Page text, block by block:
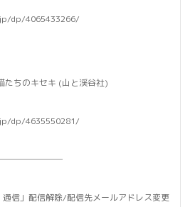
dp/4065433266/
たちのキセキ (山と渓谷社)
dp/4635550281/
信」配信解除/配信先メールアドレス変更